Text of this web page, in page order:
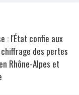
: l'État confie aux
des pertes
Rhône-Alpes et